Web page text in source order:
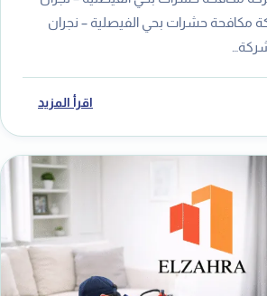
الخدمة2. شركة مكافحة حشرات بحي الفيصلية – نجران
اقرأ المزيد